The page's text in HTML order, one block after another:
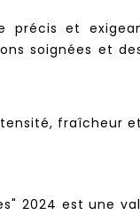
précis et
soignées et
fraîcheur
2024 est une